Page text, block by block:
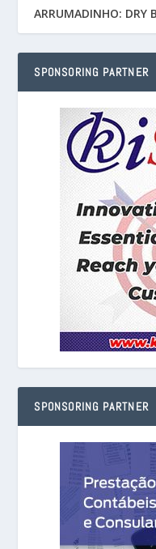
ARRUMADINHO: DRY
SPONSORING PARTNER
SPONSORING PARTNER